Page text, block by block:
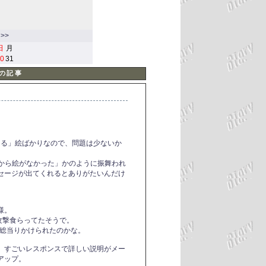
>>
月
31
記事
」絵ばかりなので、問題は少ないか
ら絵がなかった」かのように振舞われ
ジが出てくれるとありがたいんだけ
食らってたそうで。
当りかけられたのかな。
ごいレスポンスで詳しい説明がメー
プ。